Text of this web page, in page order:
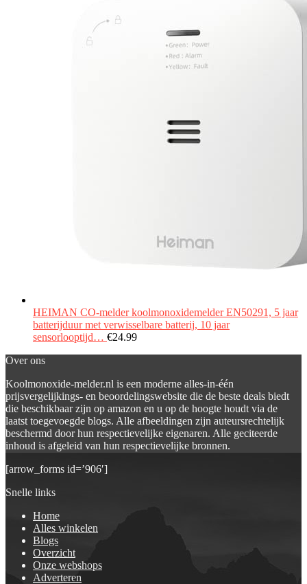
HEIMAN CO-melder koolmonoxidemelder EN50291, 5 jaar
batterijduur met verwisselbare batterij, 10 jaar
sensorlooptijd… €24.99
Over ons
Koolmonoxide-melder.nl is een moderne alles-in-één
prijsvergelijkings- en beoordelingswebsite die de beste deals biedt
die beschikbaar zijn op amazon en u op de hoogte houdt via de
laatst toegevoegde blogs. Alle afbeeldingen zijn auteursrechtelijk
beschermd door hun respectievelijke eigenaren. Alle geciteerde
inhoud is afgeleid van hun respectievelijke bronnen.
[arrow_forms id=’906′]
Snelle links
Home
Alles winkelen
Blogs
Overzicht
Onze webshops
Adverteren